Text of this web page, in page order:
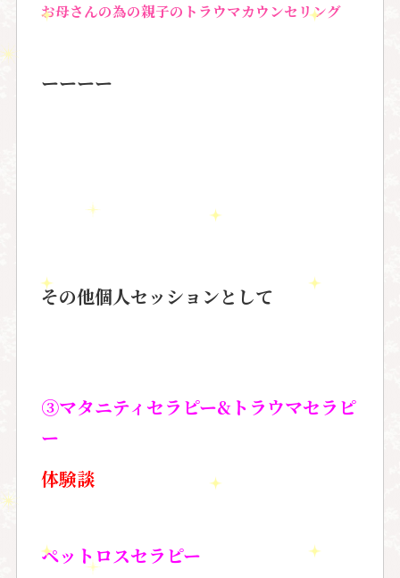
お母さんの為の親子のトラウマカウンセリング
ーーーー
その他個人セッションとして
③マタニティセラピー&トラウマセラピ
ー
体験談
ペットロスセラピー